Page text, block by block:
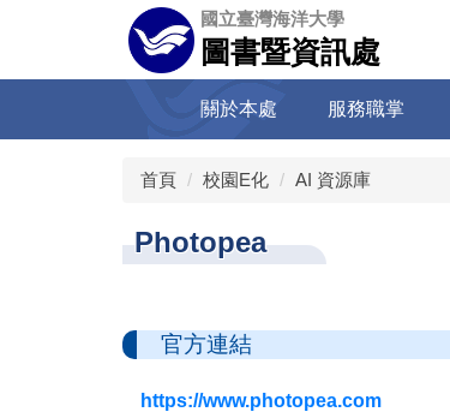
國立臺灣海洋大學
圖書暨資訊處
關於本處 服務職掌
首頁 校園E化 AI 資源庫
Photopea
官方連結
https://www.photopea.com